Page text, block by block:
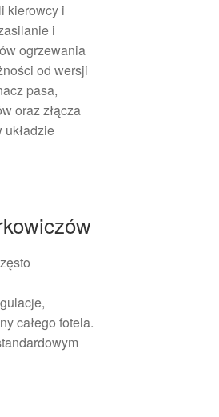
kierowcy i
i
ogrzewania
od wersji
pasa,
oraz złącza
całego fotela.